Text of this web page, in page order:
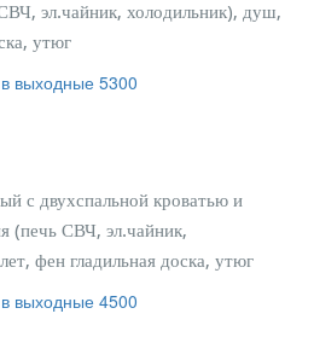
эл.чайник, холодильник), душ,
утюг
выходные 5300
с двухспальной кроватью и
(печь СВЧ, эл.чайник,
фен гладильная доска, утюг
выходные 4500